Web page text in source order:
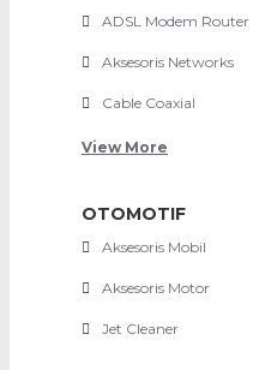
ADSL Modem Router
Aksesoris Networks
Cable Coaxial
View More
OTOMOTIF
Aksesoris Mobil
Aksesoris Motor
Jet Cleaner